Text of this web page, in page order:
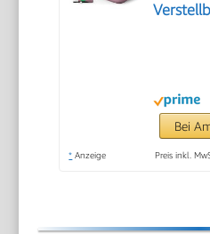
FLOW
Bei
* Anzeige Preis inkl.